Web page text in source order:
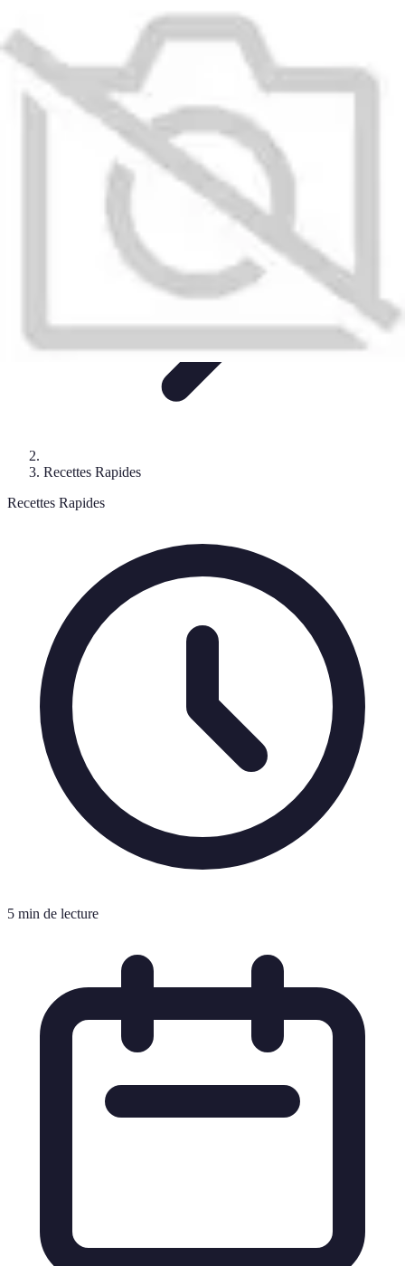
Recettes de Papillote
Recettes Faciles
Marinades
Recettes de Poisson
Recettes de Poissons
Recettes Rapides
Recettes Rapides
5 min de lecture